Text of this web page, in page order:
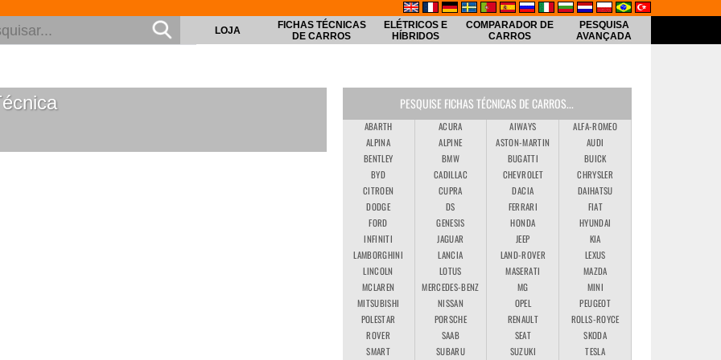
LOJA
FICHAS TÉCNICAS
DE CARROS
ELÉTRICOS E
HÍBRIDOS
COMPARADOR DE
CARROS
PESQUISA
AVANÇADA
PESQUISE FICHAS TÉCNICAS DE CARROS...
ABARTH ACURA AIWAYS
ALFA-ROMEO
ALPINA
ALPINE ASTON-MARTIN
AUDI
BENTLEY
BMW BUGATTI
BUICK
BYD
CADILLAC CHEVROLET
CHRYSLER
CITROEN
CUPRA DACIA
DAIHATSU
DODGE
DS FERRARI
FIAT
FORD
GENESIS HONDA
HYUNDAI
INFINITI
JAGUAR JEEP
KIA
LAMBORGHINI
LANCIA LAND-ROVER
LEXUS
LINCOLN
LOTUS MASERATI
MAZDA
MCLAREN
MERCEDES-BENZ MG
MINI
MITSUBISHI
NISSAN OPEL
PEUGEOT
POLESTAR
PORSCHE RENAULT
ROLLS-ROYCE
ROVER
SAAB SEAT
SKODA
SMART
SUBARU SUZUKI
TESLA